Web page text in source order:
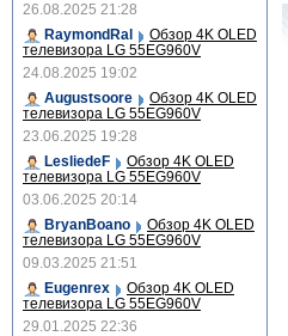
26.08.2025 21:28
RaymondRal
Обзор 4K OLED
телевизора LG 55EG960V
24.08.2025 19:02
Augustsoore
Обзор 4K OLED
телевизора LG 55EG960V
23.06.2025 19:28
LesliedeF
Обзор 4K OLED
телевизора LG 55EG960V
03.06.2025 20:14
BryanBoano
Обзор 4K OLED
телевизора LG 55EG960V
09.03.2025 21:51
Eugenrex
Обзор 4K OLED
телевизора LG 55EG960V
29.01.2025 22:36